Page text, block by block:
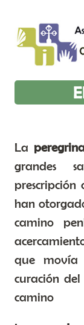
La
grandes
prescripción
han
camino
que movía
curación
camino